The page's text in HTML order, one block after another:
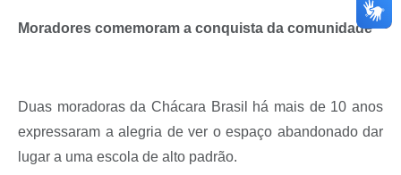
Moradores comemoram a conquista da comunidade
Duas moradoras da Chácara Brasil há mais de 10 anos
expressaram a alegria de ver o espaço abandonado dar
lugar a uma escola de alto padrão.